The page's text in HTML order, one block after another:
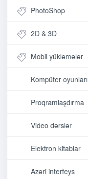
PhotoShop
2D & 3D
Mobil yükləmələr
Kompüter oyunları
Proqramlaşdırma
Video dərslər
Elektron kitablar
Azəri interfeys